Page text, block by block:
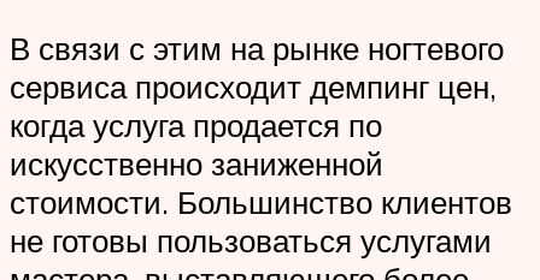
В связи с этим на рынке ногтевого
сервиса происходит демпинг цен,
когда услуга продается по
искусственно заниженной
стоимости. Большинство клиентов
не готовы пользоваться услугами